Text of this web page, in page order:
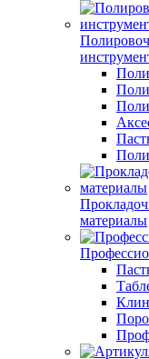
материалы